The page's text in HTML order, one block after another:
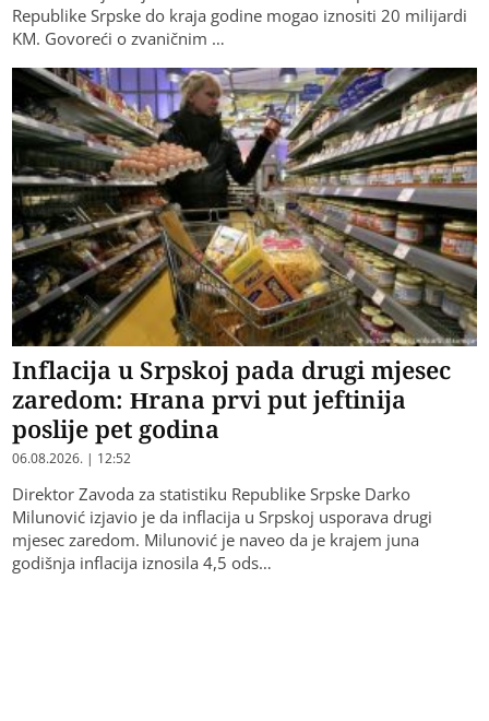
Republike Srpske do kraja godine mogao iznositi 20 milijardi
KM. Govoreći o zvaničnim …
Inflacija u Srpskoj pada drugi mjesec
zaredom: Hrana prvi put jeftinija
poslije pet godina
06.08.2026. | 12:52
Direktor Zavoda za statistiku Republike Srpske Darko
Milunović izjavio je da inflacija u Srpskoj usporava drugi
mjesec zaredom. Milunović je naveo da je krajem juna
godišnja inflacija iznosila 4,5 ods…